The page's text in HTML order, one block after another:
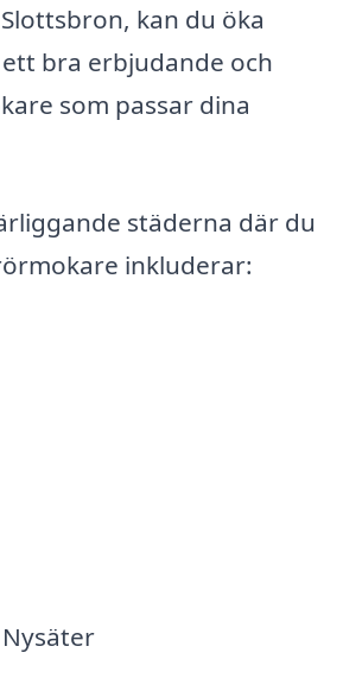
kan du öka
bra erbjudande och
som passar dina
städerna där du
inkluderar: